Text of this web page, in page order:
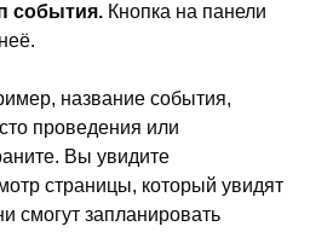
события. Кнопка на панели
название события,
проведения или
Вы увидите
страницы, который увидят
смогут запланировать